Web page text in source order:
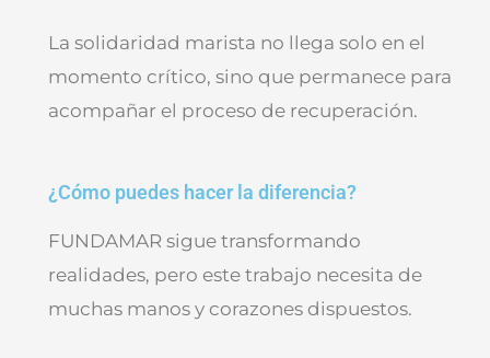
La solidaridad marista no llega solo en el
momento crítico, sino que permanece para
acompañar el proceso de recuperación.
¿Cómo puedes hacer la diferencia?
FUNDAMAR sigue transformando
realidades, pero este trabajo necesita de
muchas manos y corazones dispuestos.